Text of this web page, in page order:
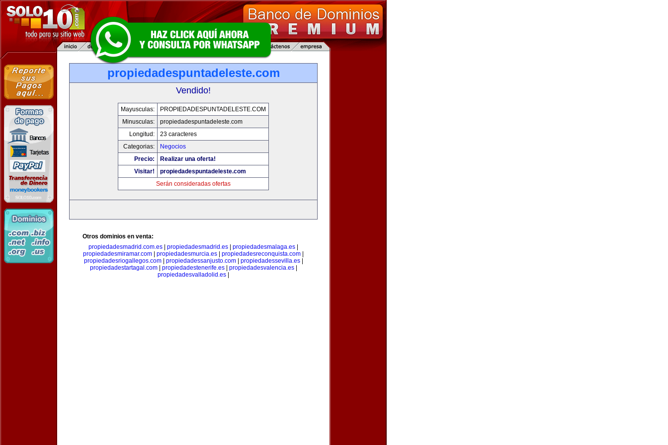
propiedadespuntadeleste.com
Vendido!
Mayusculas:
PROPIEDADESPUNTADELESTE.COM
Minusculas:
propiedadespuntadeleste.com
Longitud:
23 caracteres
Categorias:
Negocios
Precio:
Realizar una oferta!
Visitar!
propiedadespuntadeleste.com
Serán consideradas ofertas
Otros dominios en venta:
propiedadesmadrid.com.es
propiedadesmadrid.es propiedadesmalaga.es
propiedadesmiramar.com
propiedadesmurcia.es propiedadesreconquista.com
propiedadesriogallegos.com| propiedadessanjusto.com| propiedadessevilla.es|
propiedadestartagal.com| propiedadestenerife.es| propiedadesvalencia.es|
propiedadesvalladolid.es